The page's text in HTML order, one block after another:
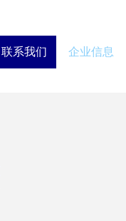
联系我们 企业信息